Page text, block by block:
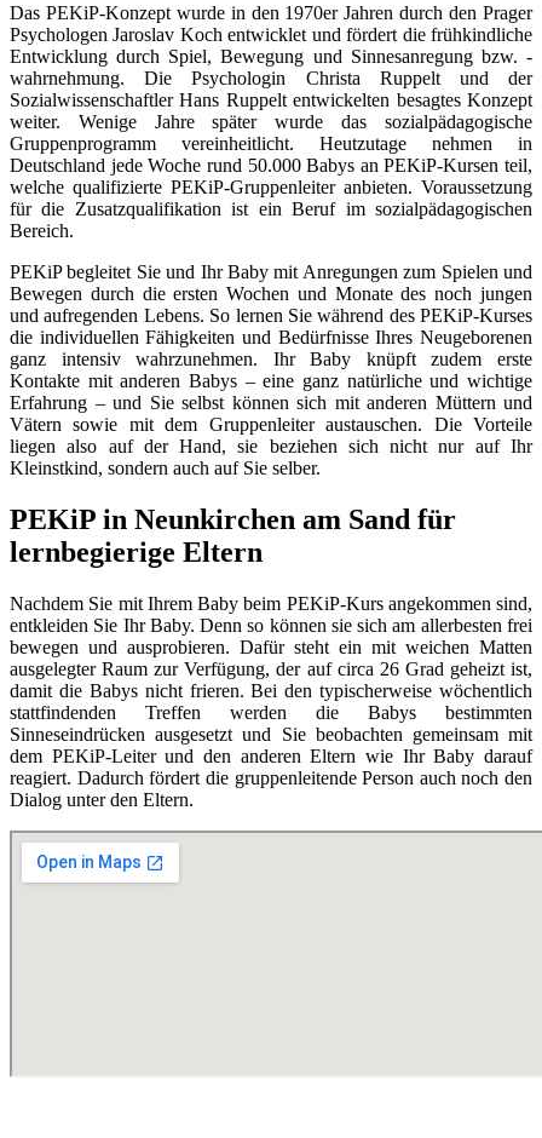
Das PEKiP-Konzept wurde in den 1970er Jahren durch den Prager
Psychologen Jaroslav Koch entwicklet und fördert die frühkindliche
Entwicklung durch Spiel, Bewegung und Sinnesanregung bzw. -
wahrnehmung. Die Psychologin Christa Ruppelt und der
Sozialwissenschaftler Hans Ruppelt entwickelten besagtes Konzept
weiter. Wenige Jahre später wurde das sozialpädagogische
Gruppenprogramm vereinheitlicht. Heutzutage nehmen in
Deutschland jede Woche rund 50.000 Babys an PEKiP-Kursen teil,
welche qualifizierte PEKiP-Gruppenleiter anbieten. Voraussetzung
für die Zusatzqualifikation ist ein Beruf im sozialpädagogischen
Bereich.
PEKiP begleitet Sie und Ihr Baby mit Anregungen zum Spielen und
Bewegen durch die ersten Wochen und Monate des noch jungen
und aufregenden Lebens. So lernen Sie während des PEKiP-Kurses
die individuellen Fähigkeiten und Bedürfnisse Ihres Neugeborenen
ganz intensiv wahrzunehmen. Ihr Baby knüpft zudem erste
Kontakte mit anderen Babys – eine ganz natürliche und wichtige
Erfahrung – und Sie selbst können sich mit anderen Müttern und
Vätern sowie mit dem Gruppenleiter austauschen. Die Vorteile
liegen also auf der Hand, sie beziehen sich nicht nur auf Ihr
Kleinstkind, sondern auch auf Sie selber.
PEKiP in Neunkirchen am Sand für
lernbegierige Eltern
Nachdem Sie mit Ihrem Baby beim PEKiP-Kurs angekommen sind,
entkleiden Sie Ihr Baby. Denn so können sie sich am allerbesten frei
bewegen und ausprobieren. Dafür steht ein mit weichen Matten
ausgelegter Raum zur Verfügung, der auf circa 26 Grad geheizt ist,
damit die Babys nicht frieren. Bei den typischerweise wöchentlich
stattfindenden Treffen werden die Babys bestimmten
Sinneseindrücken ausgesetzt und Sie beobachten gemeinsam mit
dem PEKiP-Leiter und den anderen Eltern wie Ihr Baby darauf
reagiert. Dadurch fördert die gruppenleitende Person auch noch den
Dialog unter den Eltern.